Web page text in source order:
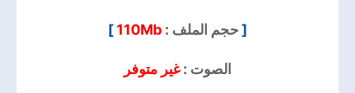
[حجم الملف : 110Mb
]
الصوت :غير متوفر